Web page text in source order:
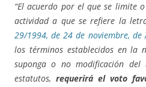
“El acuerdo por el que se limite
actividad a que se refiere la
29/1994, de 24 de noviembre,
los términos establecidos en la
suponga o no modificación
estatutos, requerirá el voto